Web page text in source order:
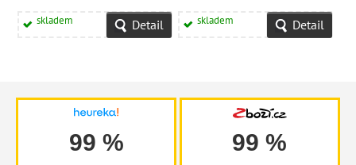
skladem Detail skladem Detail
99 % 99 %